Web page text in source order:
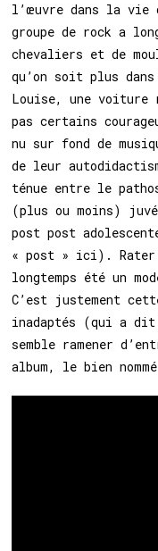
l’œuvre dans la vie
groupe de rock a
chevaliers et de
qu’on soit plus
Louise, une voiture
pas certains
nu sur fond de
de leur
ténue entre le
(plus ou moins)
post post
« post » ici). Rater
longtemps été un
C’est justement
inadaptés (qui a
semble ramener
album, le bien nommé